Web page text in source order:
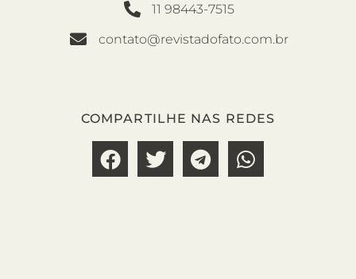
11 98443-7515
contato@revistadofato.com.br
COMPARTILHE NAS REDES